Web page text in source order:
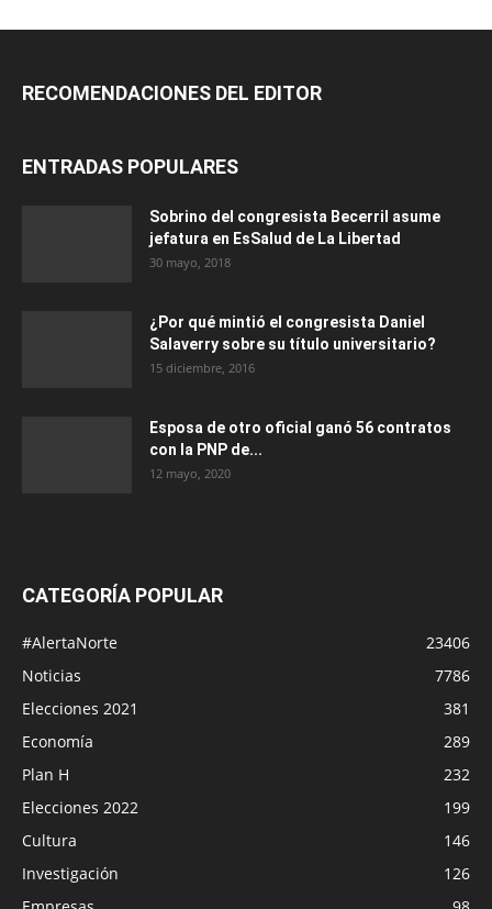
RECOMENDACIONES DEL EDITOR
ENTRADAS POPULARES
Sobrino del congresista Becerril asume
jefatura en EsSalud de La Libertad
30 mayo, 2018
¿Por qué mintió el congresista Daniel
Salaverry sobre su título universitario?
15 diciembre, 2016
Esposa de otro oficial ganó 56 contratos
con la PNP de...
12 mayo, 2020
CATEGORÍA POPULAR
#AlertaNorte
23406
Noticias
7786
Elecciones 2021
381
Economía
289
Plan H
232
Elecciones 2022
199
Cultura
146
Investigación
126